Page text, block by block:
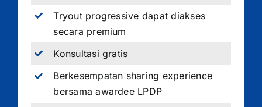
Tryout progressive dapat diakses
secara premium
Konsultasi gratis
Berkesempatan sharing experience
bersama awardee LPDP